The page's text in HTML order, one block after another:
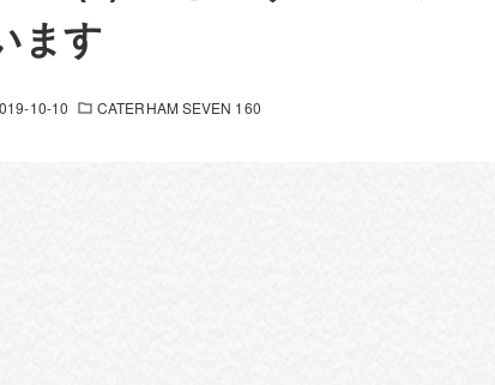
ます
10-10 CATERHAM SEVEN 160